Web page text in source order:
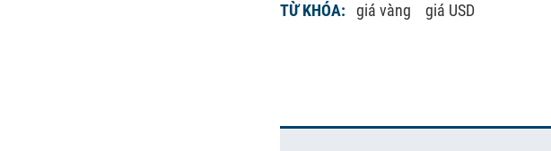
TỪ KHÓA: giá vàng giá USD